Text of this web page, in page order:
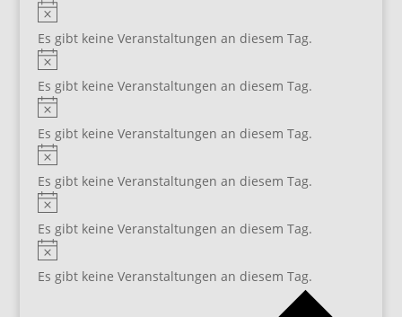
Hinweis
Es gibt keine Veranstaltungen an diesem Tag.
Hinweis
Es gibt keine Veranstaltungen an diesem Tag.
Hinweis
Es gibt keine Veranstaltungen an diesem Tag.
Hinweis
Es gibt keine Veranstaltungen an diesem Tag.
Hinweis
Es gibt keine Veranstaltungen an diesem Tag.
Hinweis
Es gibt keine Veranstaltungen an diesem Tag.